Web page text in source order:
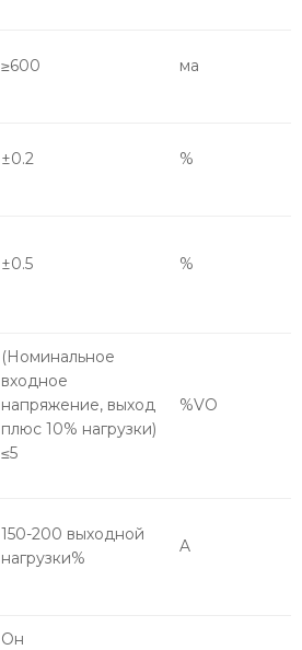
≥600 ма
±0.2 %
±0.5 %
(Номинальное
входное
напряжение, выход
плюс 10% нагрузки)
≤5
%VO
150-200 выходной
нагрузки%
A
Он